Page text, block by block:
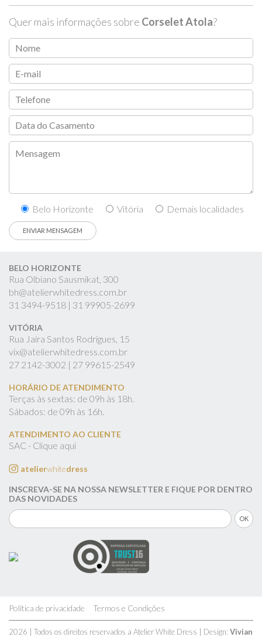
Quer mais informações sobre Corselet Atola?
Belo Horizonte Vitória Demais localidades
BELO HORIZONTE
Rua Olbiano Sausmikat, 300
bh@atelierwhitedress.com.br
31 3494-9518 | 31 99905-2699
VITÓRIA
Rua Jaíra Santos Rodrigues, 15
vix@atelierwhitedress.com.br
27 2142-3002 | 27 99615-2549
HORÁRIO DE ATENDIMENTO
Terças às sextas: de 09h às 18h.
Sábados: de 09h às 16h.
ATENDIMENTO AO CLIENTE
SAC - Clique aqui
atelierwhitedress
INSCREVA-SE NA NOSSA NEWSLETTER E FIQUE POR DENTRO
DAS NOVIDADES
Política de privacidade Termos e Condições
2026 | Todos os direitos reservados a Atelier White Dress | Design: Vivian